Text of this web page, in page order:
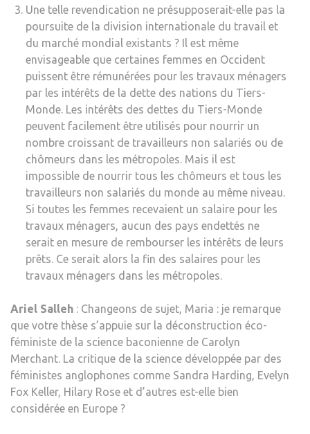
Une telle revendication ne présupposerait-elle pas la
poursuite de la division internationale du travail et
du marché mondial existants ? Il est même
envisageable que certaines femmes en Occident
puissent être rémunérées pour les travaux ménagers
par les intérêts de la dette des nations du Tiers-
Monde. Les intérêts des dettes du Tiers-Monde
peuvent facilement être utilisés pour nourrir un
nombre croissant de travailleurs non salariés ou de
chômeurs dans les métropoles. Mais il est
impossible de nourrir tous les chômeurs et tous les
travailleurs non salariés du monde au même niveau.
Si toutes les femmes recevaient un salaire pour les
travaux ménagers, aucun des pays endettés ne
serait en mesure de rembourser les intérêts de leurs
prêts. Ce serait alors la fin des salaires pour les
travaux ménagers dans les métropoles.
Ariel Salleh : Changeons de sujet, Maria : je remarque
que votre thèse s’appuie sur la déconstruction éco-
féministe de la science baconienne de Carolyn
Merchant. La critique de la science développée par des
féministes anglophones comme Sandra Harding, Evelyn
Fox Keller, Hilary Rose et d’autres est-elle bien
considérée en Europe ?